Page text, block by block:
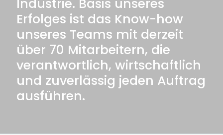
Industrie. Basis unseres
Erfolges ist das Know-how
unseres Teams mit derzeit
über 70 Mitarbeitern, die
verantwortlich, wirtschaftlich
und zuverlässig jeden Auftrag
ausführen.